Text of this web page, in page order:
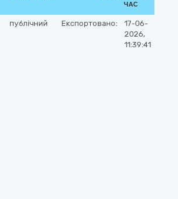
ЧАС
публічний Експортовано:
17-06-
2026,
11:39:41